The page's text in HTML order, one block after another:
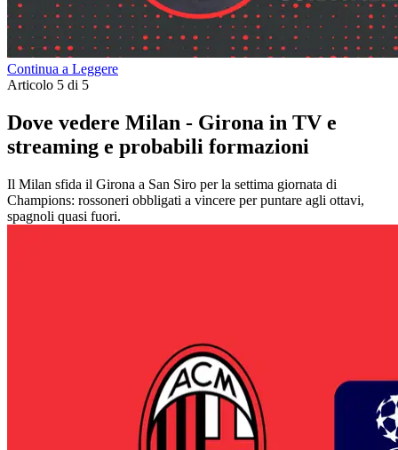
Continua a Leggere
Articolo 5 di 5
Dove vedere Milan - Girona in TV e
streaming e probabili formazioni
Il Milan sfida il Girona a San Siro per la settima giornata di
Champions: rossoneri obbligati a vincere per puntare agli ottavi,
spagnoli quasi fuori.